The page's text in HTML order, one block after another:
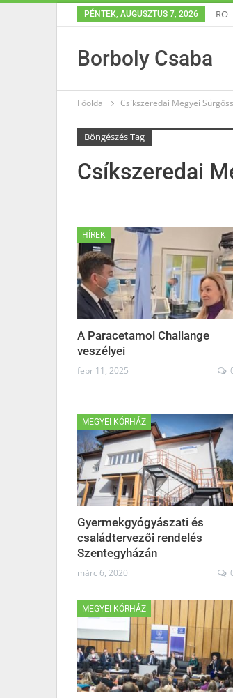
PÉNTEK, AUGUSZTUS 7, 2026 RO
Borboly Csaba
Főoldal Csíkszeredai Megyei
Böngészés Tag
Csíkszeredai
HÍREK
A Paracetamol Challange
veszélyei
febr 11, 2025
MEGYEI KÓRHÁZ
Gyermekgyógyászati és
családtervezői rendelés
Szentegyházán
márc 6, 2020
MEGYEI KÓRHÁZ